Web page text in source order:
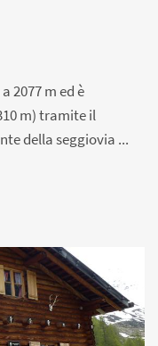
2077 m ed è
m) tramite il
della seggiovia ...